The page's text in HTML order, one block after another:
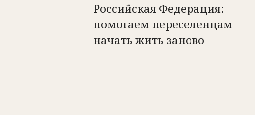
Российская Федерация:
помогаем переселенцам
начать жить заново